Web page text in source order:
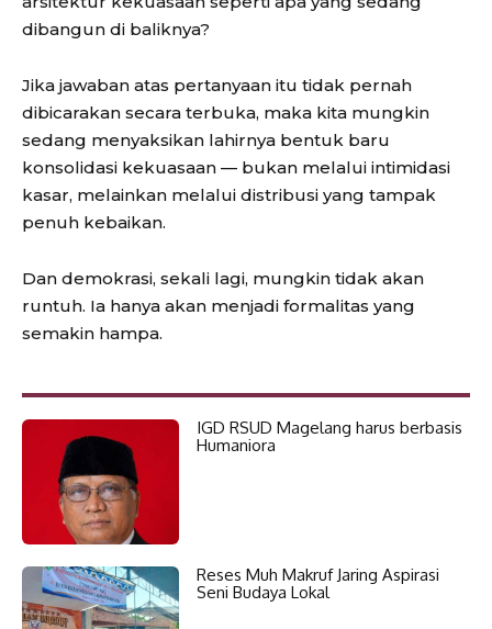
dibangun di baliknya?
Jika jawaban atas pertanyaan itu tidak pernah
dibicarakan secara terbuka, maka kita mungkin
sedang menyaksikan lahirnya bentuk baru
konsolidasi kekuasaan — bukan melalui intimidasi
kasar, melainkan melalui distribusi yang tampak
penuh kebaikan.
Dan demokrasi, sekali lagi, mungkin tidak akan
runtuh. Ia hanya akan menjadi formalitas yang
semakin hampa.
IGD RSUD Magelang harus berbasis
Humaniora
Reses Muh Makruf Jaring Aspirasi
Seni Budaya Lokal